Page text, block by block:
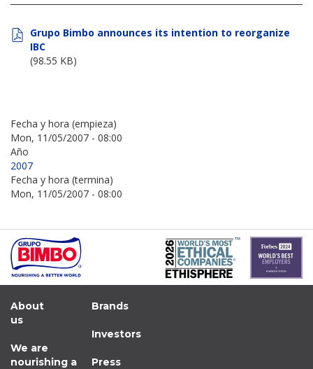
Grupo Bimbo announces its intention to reorganize
IBC
(98.55 KB)
Fecha y hora (empieza)
Mon, 11/05/2007 - 08:00
Año
2007
Fecha y hora (termina)
Mon, 11/05/2007 - 08:00
About
us
We are
nourishing a
Brands
Investors
Press